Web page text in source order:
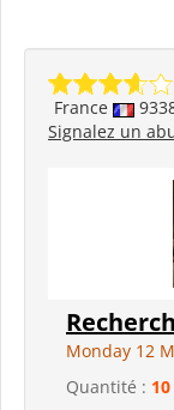
France
Signalez un
Monday 12
Quantité : 10